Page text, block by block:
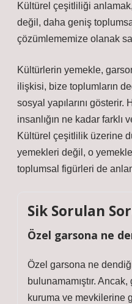
Kültürel çeşitliliği
değil, daha geniş
çözümlememize olanak
Kültürlerin yemekle,
ilişkisi, bize toplumların
sosyal yapılarını
insanlığın ne kadar farklı
Kültürel çeşitlilik üzerine
yemekleri değil, o
toplumsal figürleri de
Sik Sorulan
Özel garsona ne
Özel garsona ne
bulunamamıştır. Ancak,
kuruma ve mevkilerine